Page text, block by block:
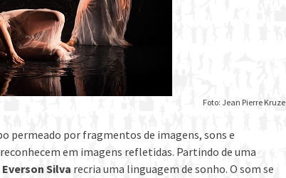
Foto: Jean Pierre Kruze
permeado por fragmentos de imagens, sons e
em imagens refletidas. Partindo de uma
Everson Silva recria uma linguagem de sonho. O som se